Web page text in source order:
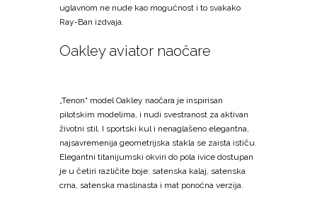
uglavnom ne nude kao mogućnost i to svakako
Ray-Ban izdvaja.
Oakley aviator naočare
„Tenon“ model Oakley naočara je inspirisan
pilotskim modelima, i nudi svestranost za aktivan
životni stil. I sportski kul i nenaglašeno elegantna,
najsavremenija geometrijska stakla se zaista ističu.
Elegantni titanijumski okviri do pola ivice dostupan
je u četiri različite boje: satenska kalaj, satenska
crna, satenska maslinasta i mat ponoćna verzija.